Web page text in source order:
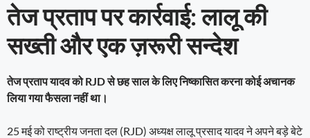
तेज प्रताप पर कार्रवाई: लालू की
सख्ती और एक ज़रूरी सन्देश
तेज प्रताप यादव को RJD से छह साल के लिए निष्कासित करना कोई अचानक
लिया गया फैसला नहीं था।
25 मई को राष्ट्रीय जनता दल (RJD) अध्यक्ष लालू प्रसाद यादव ने अपने बड़े बेटे